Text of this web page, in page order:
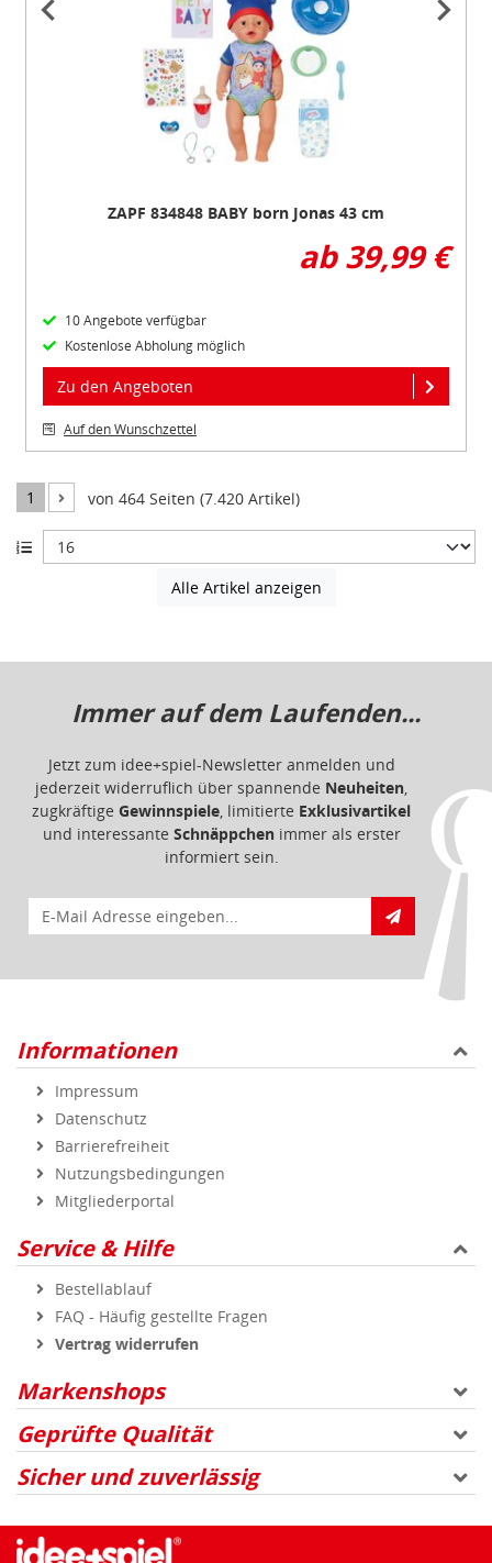
ZAPF 834848 BABY born Jonas 43 cm
ab 39,99 €
10 Angebote verfügbar
Kostenlose Abholung möglich
Zu den Angeboten
Auf den Wunschzettel
1 von 464 Seiten (7.420 Artikel)
Alle Artikel anzeigen
Immer auf dem Laufenden...
Jetzt zum idee+spiel-Newsletter anmelden und
jederzeit widerruflich über spannende Neuheiten,
zugkräftige Gewinnspiele, limitierte Exklusivartikel
und interessante Schnäppchenimmer als erster
informiert sein.
E-Mail für Newsletteranmeldung
Informationen
Impressum
Datenschutz
Barrierefreiheit
Nutzungsbedingungen
Mitgliederportal
Service & Hilfe
Bestellablauf
FAQ - Häufig gestellte Fragen
Vertrag widerrufen
Markenshops
Geprüfte Qualität
Sicher und zuverlässig